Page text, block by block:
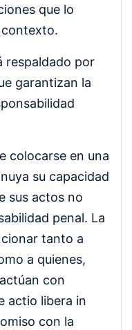
que lo
respaldado por
garantizan la
colocarse en una
su capacidad
sus actos no
penal. La
tanto a
a quienes,
con
actio libera in
con la